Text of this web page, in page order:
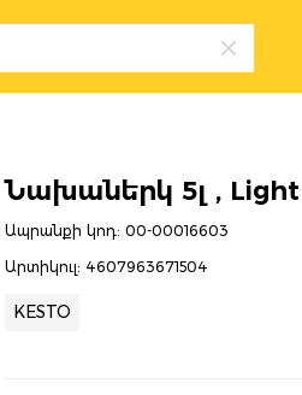
Նախաներկ 5լ , Light
Ապրանքի կոդ:00-00016603
Արտիկուլ: 4607963671504
KESTO